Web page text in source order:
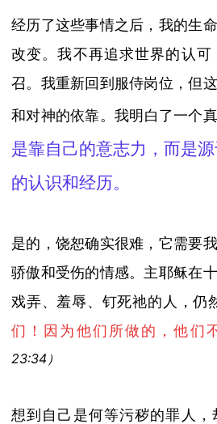
经历了这些事情之后， 我的生命
改变。我不再追求世界的认
召。我重新回到服侍岗位，但
和对神的依靠。我明白了一个真
是靠自己的意志力，而是
的认识和经历。
是的，饶恕确实很难，它需要
骄傲和受伤的情感。主耶稣在
戏弄、羞辱、钉死祂的人，仍
们！因为他们所做的，他们
23:34 ）
想到自己是何等污秽的罪人